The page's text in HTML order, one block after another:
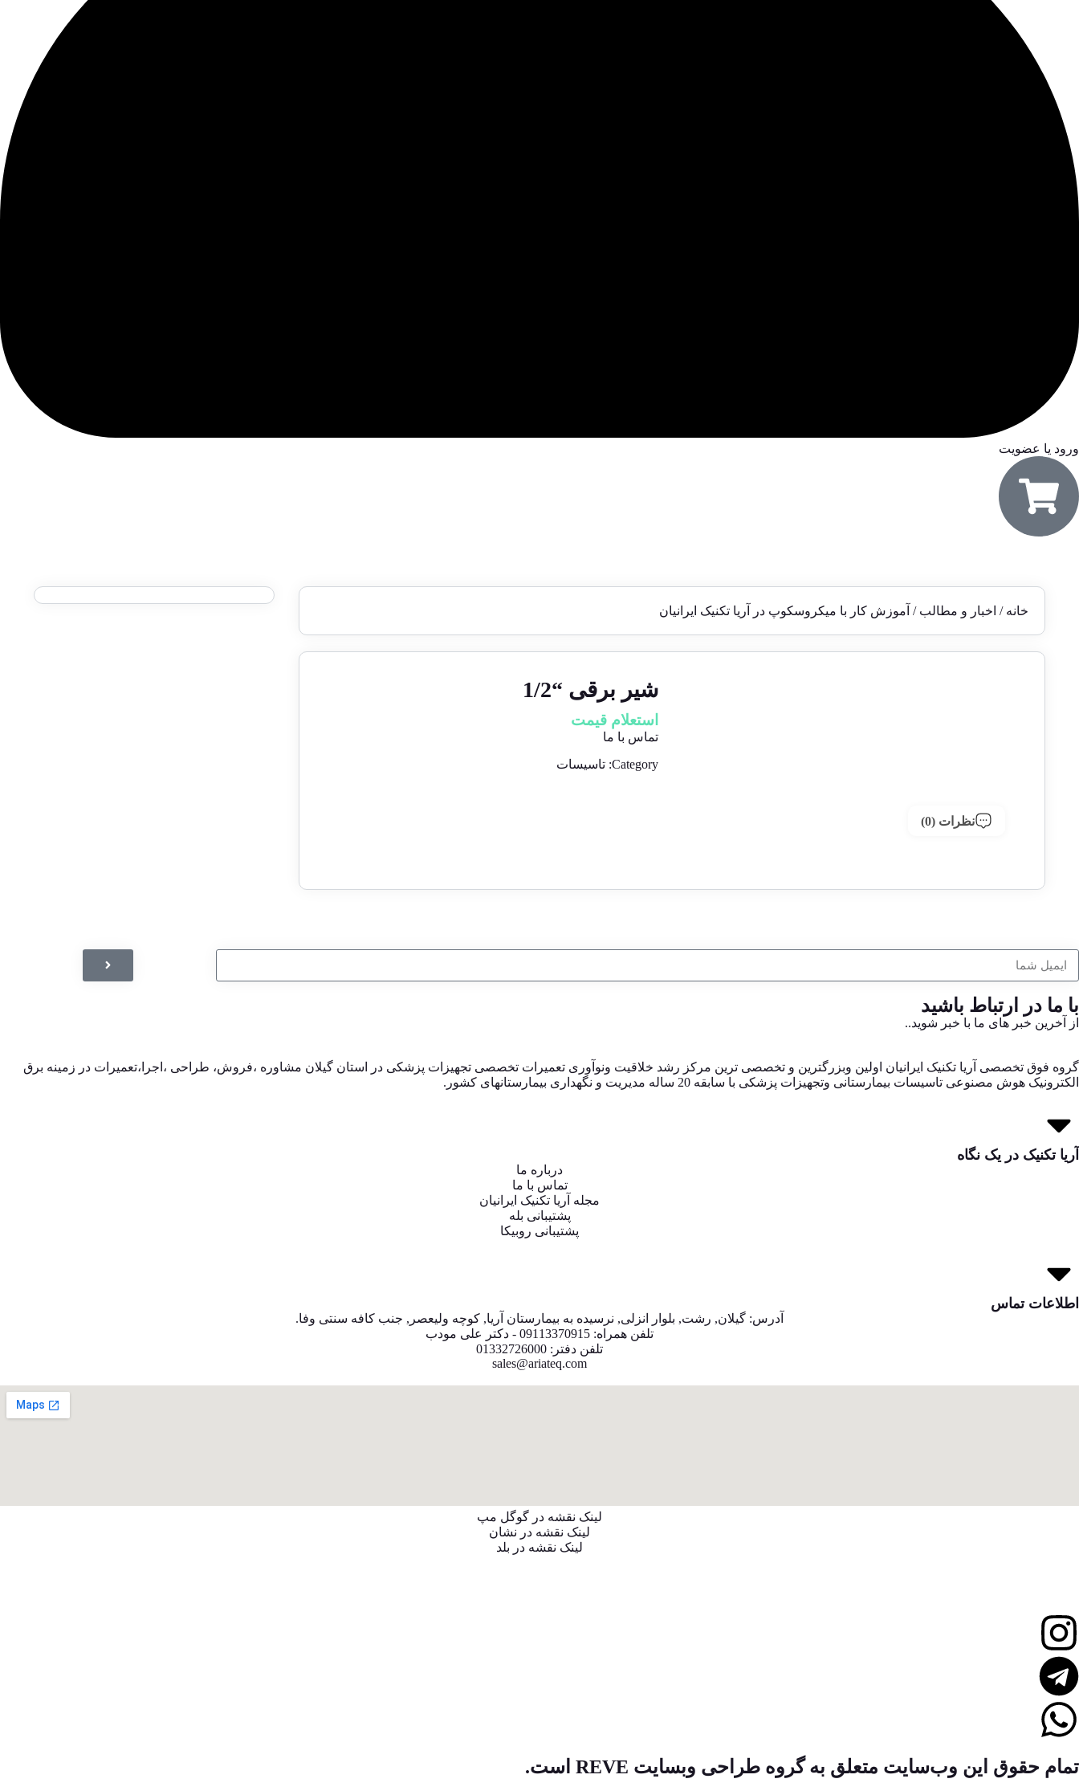
ورود یا عضویت
خانه / اخبار و مطالب / آموزش کار با میکروسکوپ در آریا تکنیک ایرانیان
شیر برقی “1/2
استعلام قیمت
تماس با ما
Category: تاسیسات
نظرات (0)
با ما در ارتباط باشید
از آخرین خبر های ما با خبر شوید..
گروه فوق تخصصی آریا تکنیک ایرانیان اولین وبزرگترین و تخصصی ترین مرکز رشد خلاقیت ونوآوری تعمیرات تخصصی تجهیزات پزشکی در استان گیلان مشاوره ،فروش، طراحی ،اجرا،تعمیرات در زمینه برق
الکترونیک هوش مصنوعی تاسیسات بیمارستانی وتجهیزات پزشکی با سابقه 20 ساله مدیریت و نگهداری بیمارستانهای کشور.
آریا تکنیک در یک نگاه
درباره ما
تماس با ما
مجله آریا تکنیک ایرانیان
پشتیبانی بله
پشتیبانی روبیکا
اطلاعات تماس
آدرس: گیلان, رشت, بلوار انزلی, نرسیده به بیمارستان آریا, کوچه ولیعصر, جنب کافه سنتی وفا.
تلفن همراه: 09113370915 - دکتر علی مودب
تلفن دفتر: 01332726000
sales@ariateq.com
لینک نقشه در گوگل مپ
لینک نقشه در نشان
لینک نقشه در بلد
تمام حقوق این وب‌سایت متعلق به گروه طراحی وبسایت REVE است.